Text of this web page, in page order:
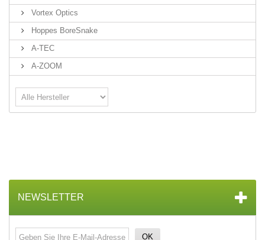
Vortex Optics
Hoppes BoreSnake
A-TEC
A-ZOOM
NEWSLETTER
OK